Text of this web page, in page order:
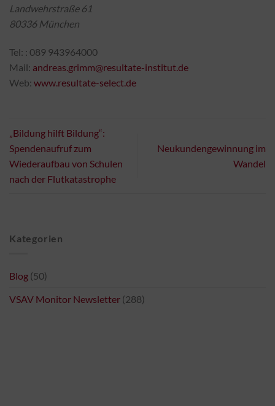
Landwehrstraße 61
80336 München
Tel: : 089 943964000
Mail: andreas.grimm@resultate-institut.de
Web: www.resultate-select.de
„Bildung hilft Bildung“:
Spendenaufruf zum
Wiederaufbau von Schulen
nach der Flutkatastrophe
Neukundengewinnung im
Wandel
Kategorien
Blog (50)
VSAV Monitor Newsletter (288)